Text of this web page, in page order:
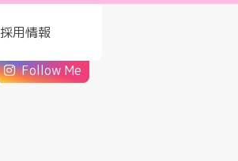
採用情報
Follow Me